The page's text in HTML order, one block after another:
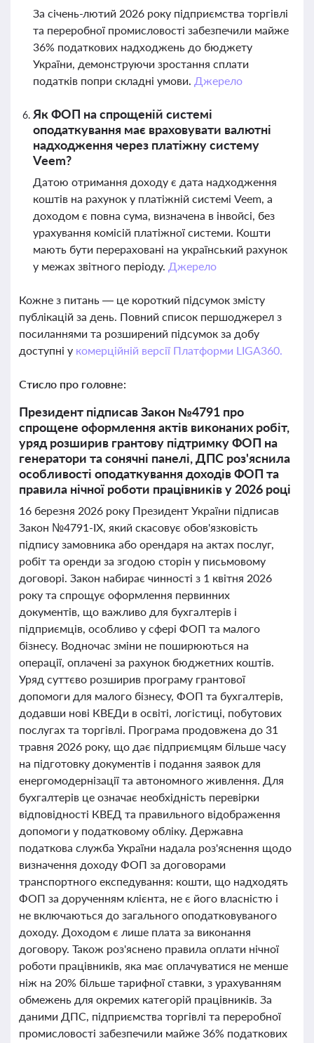
За січень-лютий 2026 року підприємства торгівлі
та переробної промисловості забезпечили майже
36% податкових надходжень до бюджету
України, демонструючи зростання сплати
податків попри складні умови. Джерело
Як ФОП на спрощеній системі
оподаткування має враховувати валютні
надходження через платіжну систему
Veem?
Датою отримання доходу є дата надходження
коштів на рахунок у платіжній системі Veem, а
доходом є повна сума, визначена в інвойсі, без
урахування комісій платіжної системи. Кошти
мають бути перераховані на український рахунок
у межах звітного періоду. Джерело
Кожне з питань — це короткий підсумок змісту
публікацій за день. Повний список першоджерел з
посиланнями та розширений підсумок за добу
доступні у комерційній версії Платформи LIGA360.
Стисло про головне:
Президент підписав Закон №4791 про
спрощене оформлення актів виконаних робіт,
уряд розширив грантову підтримку ФОП на
генератори та сонячні панелі, ДПС роз'яснила
особливості оподаткування доходів ФОП та
правила нічної роботи працівників у 2026 році
16 березня 2026 року Президент України підписав
Закон №4791-ІХ, який скасовує обов'язковість
підпису замовника або орендаря на актах послуг,
робіт та оренди за згодою сторін у письмовому
договорі. Закон набирає чинності з 1 квітня 2026
року та спрощує оформлення первинних
документів, що важливо для бухгалтерів і
підприємців, особливо у сфері ФОП та малого
бізнесу. Водночас зміни не поширюються на
операції, оплачені за рахунок бюджетних коштів.
Уряд суттєво розширив програму грантової
допомоги для малого бізнесу, ФОП та бухгалтерів,
додавши нові КВЕДи в освіті, логістиці, побутових
послугах та торгівлі. Програма продовжена до 31
травня 2026 року, що дає підприємцям більше часу
на підготовку документів і подання заявок для
енергомодернізації та автономного живлення. Для
бухгалтерів це означає необхідність перевірки
відповідності КВЕД та правильного відображення
допомоги у податковому обліку. Державна
податкова служба України надала роз'яснення щодо
визначення доходу ФОП за договорами
транспортного експедування: кошти, що надходять
ФОП за дорученням клієнта, не є його власністю і
не включаються до загального оподатковуваного
доходу. Доходом є лише плата за виконання
договору. Також роз'яснено правила оплати нічної
роботи працівників, яка має оплачуватися не менше
ніж на 20% більше тарифної ставки, з урахуванням
обмежень для окремих категорій працівників. За
даними ДПС, підприємства торгівлі та переробної
промисловості забезпечили майже 36% податкових